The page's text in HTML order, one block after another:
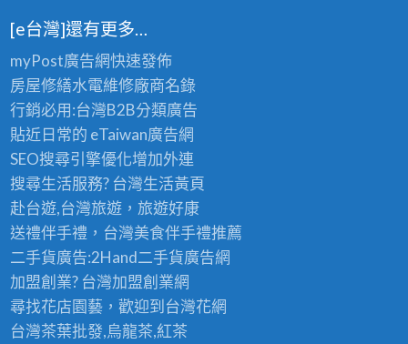
[e台灣]還有更多…
myPost廣告網快速發佈
房屋修繕水電維修廠商名錄
行銷必用:台灣B2B分類廣告
貼近日常的 eTaiwan廣告網
SEO搜尋引擎優化增加外連
搜尋生活服務? 台灣生活黃頁
赴台遊,台灣旅遊，旅遊好康
送禮伴手禮，台灣美食伴手禮推薦
二手貨廣告:2Hand二手貨廣告網
加盟創業? 台灣加盟創業網
尋找花店園藝，歡迎到 台灣花網
台灣茶葉批發,烏龍茶,紅茶